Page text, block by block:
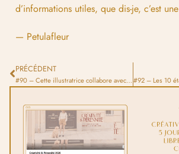
d’informations utiles, que dis-je, c’est
— Petulafleur
PRÉCÉDENT
#90 – Cette illustratrice collabore avec les marques les plus prestigieuses